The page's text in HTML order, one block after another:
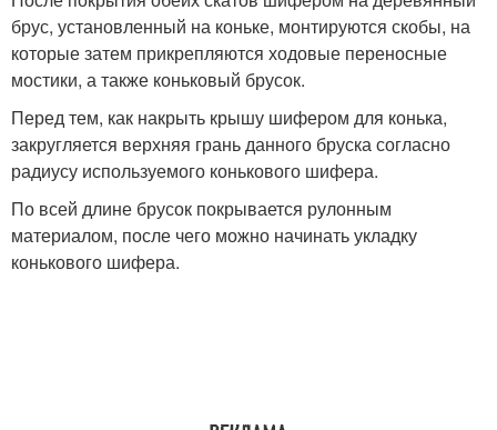
брус, установленный на коньке, монтируются скобы, на
которые затем прикрепляются ходовые переносные
мостики, а также коньковый брусок.
Перед тем, как накрыть крышу шифером для конька,
закругляется верхняя грань данного бруска согласно
радиусу используемого конькового шифера.
По всей длине брусок покрывается рулонным
материалом, после чего можно начинать укладку
конькового шифера.